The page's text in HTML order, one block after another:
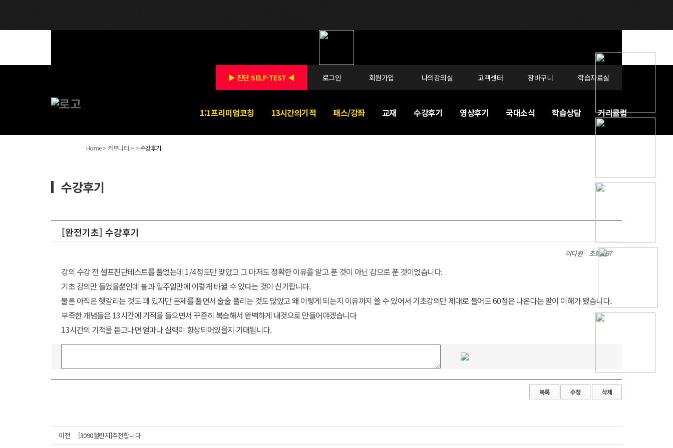
▶ 진단 SELF-TEST ◀ 로그인 회원가입 나의강의실 고객센터 장바구니 학습자료실
1:1프리미엄코칭 13시간의기적 패스/강좌 교재 수강후기 영상후기 국대소식 학습상담 커리큘럼
Home > 커뮤니티 > >수강후기
수강후기
[완전기초] 수강후기
이다원 조회 697
강의 수강 전 셀프진단테스트를 풀었는데 1/4정도만 맞았고 그 마저도 정확한 이유를 알고 푼 것이 아닌 감으로 푼 것이었습니다.
기초 강의만 들었을뿐인데 불과 일주일만에 이렇게 바뀔 수 있다는 것이 신기합니다.
물론 아직은 헷갈리는 것도 꽤 있지만 문제를 풀면서 술술 풀리는 것도 많았고 왜 이렇게 되는지 이유까지 쓸 수 있어서 기초강의만 제대로 들어도 60점은 나온다는 말이 이해가 됐습니다.
부족한 개념들은 13시간에 기적을 들으면서 꾸준히 복습해서 완벽하게 내것으로 만들어야겠습니다
13시간의 기적을 듣고나면 얼마나 실력이 향상되어있을지 기대됩니다.
목록 수정 삭제
이전 [3090챌린지]추천합니다